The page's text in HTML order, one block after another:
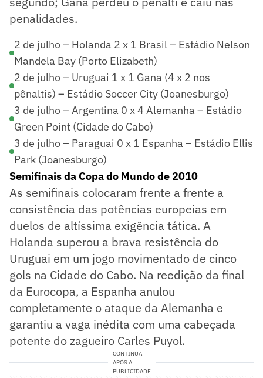
penalidades.
2 de julho – Holanda 2 x 1 Brasil – Estádio Nelson
Mandela Bay (Porto Elizabeth)
2 de julho – Uruguai 1 x 1 Gana (4 x 2 nos
pênaltis) – Estádio Soccer City (Joanesburgo)
3 de julho – Argentina 0 x 4 Alemanha – Estádio
Green Point (Cidade do Cabo)
3 de julho – Paraguai 0 x 1 Espanha – Estádio Ellis
Park (Joanesburgo)
Semifinais da Copa do Mundo de 2010
As semifinais colocaram frente a frente a
consistência das potências europeias em
duelos de altíssima exigência tática. A
Holanda superou a brava resistência do
Uruguai em um jogo movimentado de cinco
gols na Cidade do Cabo. Na reedição da final
da Eurocopa, a Espanha anulou
completamente o ataque da Alemanha e
garantiu a vaga inédita com uma cabeçada
potente do zagueiro Carles Puyol.
CONTINUA
APÓS A
PUBLICIDADE